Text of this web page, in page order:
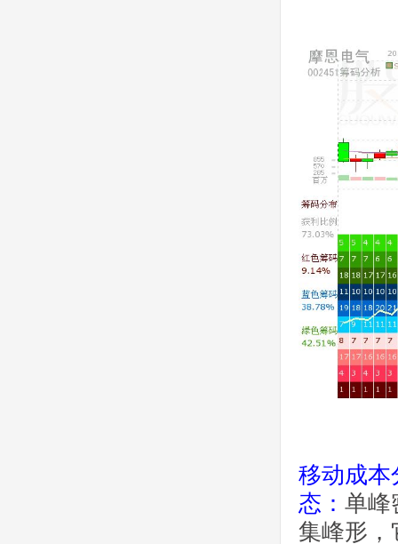
移动成本
态： 单峰
集峰形，